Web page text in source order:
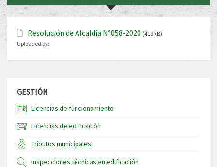
Resolución de Alcaldía N°058-2020 (419 kB)
Uploaded by:
GESTIÓN
Licencias de funcionamiento
Licencias de edificación
Tributos municipales
Inspecciones técnicas en edificación